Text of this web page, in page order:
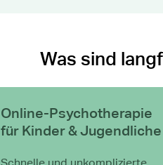
Was sind
Online-Psychotherapie
für Kinder & Jugendliche